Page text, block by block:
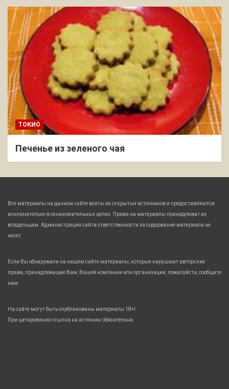
ТОКИО
Печенье из зеленого чая
Все материалы на данном сайте взяты из открытых источников и предоставляются
исключительно в ознакомительных целях. Права на материалы принадлежат их
владельцам. Администрация сайта ответственности за содержание материала не
несет.
Если Вы обнаружили на нашем сайте материалы, которые нарушают авторские
права, принадлежащие Вам, Вашей компании или организации, пожалуйста, сообщите
нам.
На сайте могут быть опубликованы материалы 18+!
При цитировании ссылка на источник обязательна.